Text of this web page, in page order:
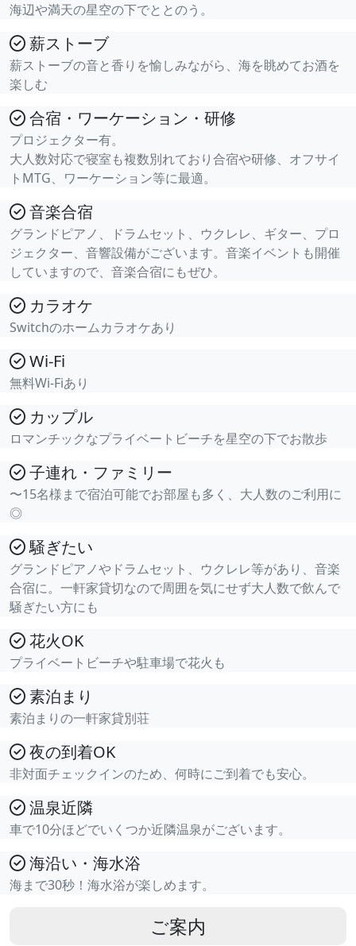
海辺や満天の星空の下でととのう。
薪ストーブ
薪ストーブの音と香りを愉しみながら、海を眺めてお酒を
楽しむ
合宿・ワーケーション・研修
プロジェクター有。
大人数対応で寝室も複数別れており合宿や研修、オフサイ
トMTG、ワーケーション等に最適。
音楽合宿
グランドピアノ、ドラムセット、ウクレレ、ギター、プロ
ジェクター、音響設備がございます。音楽イベントも開催
していますので、音楽合宿にもぜひ。
カラオケ
Switchのホームカラオケあり
Wi-Fi
無料Wi-Fiあり
カップル
ロマンチックなプライベートビーチを星空の下でお散歩
子連れ・ファミリー
〜15名様まで宿泊可能でお部屋も多く、大人数のご利用に
◎
騒ぎたい
グランドピアノやドラムセット、ウクレレ等があり、音楽
合宿に。一軒家貸切なので周囲を気にせず大人数で飲んで
騒ぎたい方にも
花火OK
プライベートビーチや駐車場で花火も
素泊まり
素泊まりの一軒家貸別荘
夜の到着OK
非対面チェックインのため、何時にご到着でも安心。
温泉近隣
車で10分ほどでいくつか近隣温泉がございます。
海沿い・海水浴
海まで30秒！海水浴が楽しめます。
ご案内